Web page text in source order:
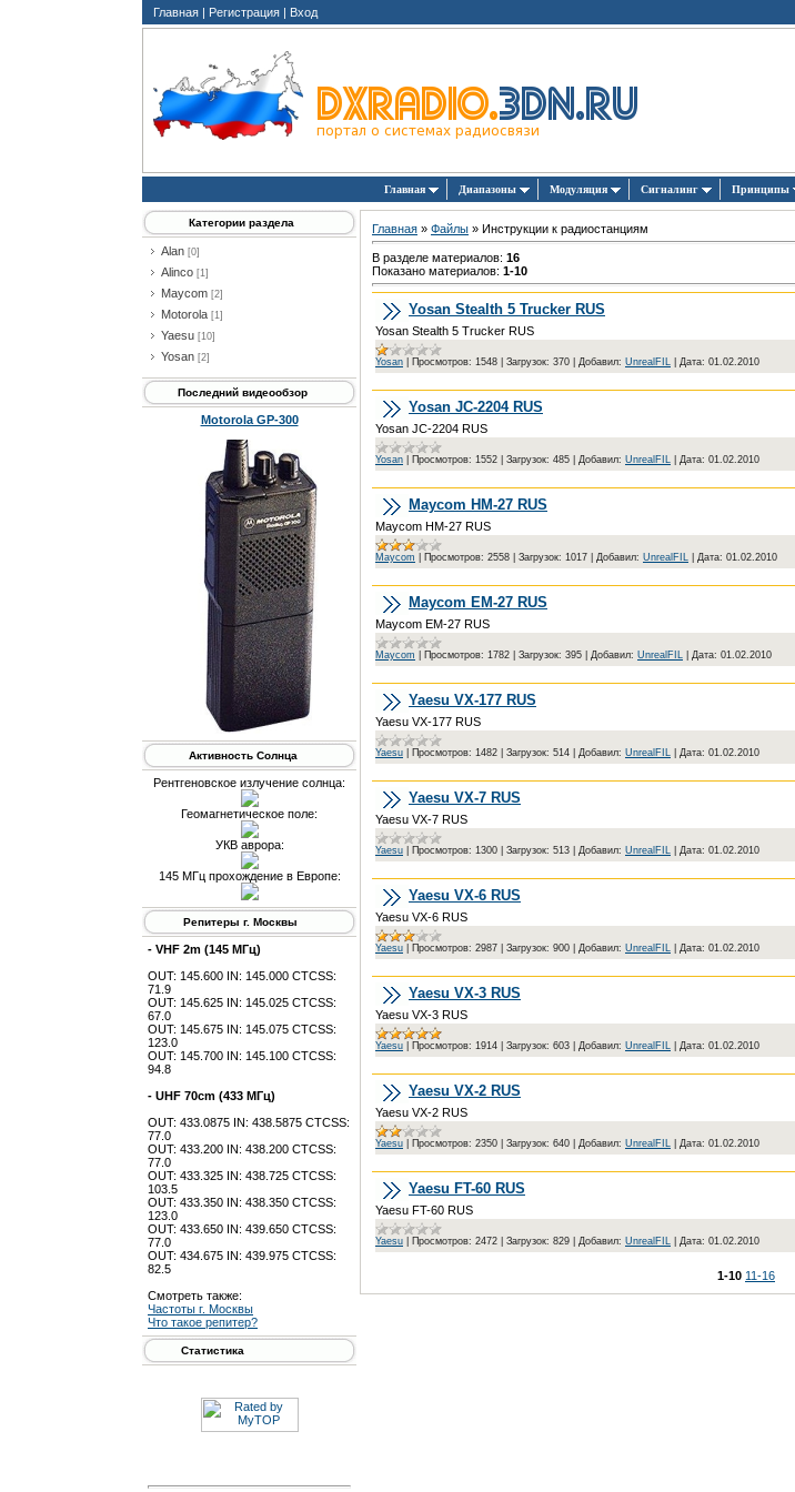
Главная | Регистрация | Вход
Главная Диапазоны Модуляция Сигналинг Принципы
Категории раздела
Alan [0]
Alinco [1]
Maycom [2]
Motorola [1]
Yaesu [10]
Yosan [2]
Последний видеообзор
Motorola GP-300
Активность Солнца
Рентгеновское излучение солнца:
Геомагнетическое поле:
УКВ аврора:
145 МГц прохождение в Европе:
Репитеры г. Москвы
- VHF 2m (145 МГц)
OUT: 145.600 IN: 145.000 CTCSS:
71.9
OUT: 145.625 IN: 145.025 CTCSS:
67.0
OUT: 145.675 IN: 145.075 CTCSS:
123.0
OUT: 145.700 IN: 145.100 CTCSS:
94.8
- UHF 70cm (433 МГц)
OUT: 433.0875 IN: 438.5875 CTCSS:
77.0
OUT: 433.200 IN: 438.200 CTCSS:
77.0
OUT: 433.325 IN: 438.725 CTCSS:
103.5
OUT: 433.350 IN: 438.350 CTCSS:
123.0
OUT: 433.650 IN: 439.650 CTCSS:
77.0
OUT: 434.675 IN: 439.975 CTCSS:
82.5
Смотреть также:
Частоты г. Москвы
Что такое репитер?
Статистика
Главная » Файлы » Инструкции к радиостанциям
В разделе материалов: 16
Показано материалов: 1-10
Yosan Stealth 5 Trucker RUS
Yosan Stealth 5 Trucker RUS
Yosan Просмотров: 1548 Загрузок: 370 Добавил: UnrealFIL Дата: 01.02.2010
Yosan JC-2204 RUS
Yosan JC-2204 RUS
Yosan Просмотров: 1552 Загрузок: 485 Добавил: UnrealFIL Дата: 01.02.2010
Maycom HM-27 RUS
Maycom HM-27 RUS
Maycom Просмотров: 2558 Загрузок: 1017 Добавил: UnrealFIL Дата: 01.02.2010
Maycom EM-27 RUS
Maycom EM-27 RUS
Maycom Просмотров: 1782 Загрузок: 395 Добавил: UnrealFIL Дата: 01.02.2010
Yaesu VX-177 RUS
Yaesu VX-177 RUS
Yaesu Просмотров: 1482 Загрузок: 514 Добавил: UnrealFIL Дата: 01.02.2010
Yaesu VX-7 RUS
Yaesu VX-7 RUS
Yaesu Просмотров: 1300 Загрузок: 513 Добавил: UnrealFIL Дата: 01.02.2010
Yaesu VX-6 RUS
Yaesu VX-6 RUS
Yaesu Просмотров: 2987 Загрузок: 900 Добавил: UnrealFIL Дата: 01.02.2010
Yaesu VX-3 RUS
Yaesu VX-3 RUS
Yaesu Просмотров: 1914 Загрузок: 603 Добавил: UnrealFIL Дата: 01.02.2010
Yaesu VX-2 RUS
Yaesu VX-2 RUS
Yaesu Просмотров: 2350 Загрузок: 640 Добавил: UnrealFIL Дата: 01.02.2010
Yaesu FT-60 RUS
Yaesu FT-60 RUS
Yaesu Просмотров: 2472 Загрузок: 829 Добавил: UnrealFIL Дата: 01.02.2010
1-10 11-16